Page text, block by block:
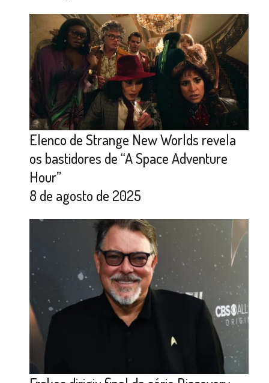
Elenco de Strange New Worlds revela
os bastidores de “A Space Adventure
Hour”
8 de agosto de 2025